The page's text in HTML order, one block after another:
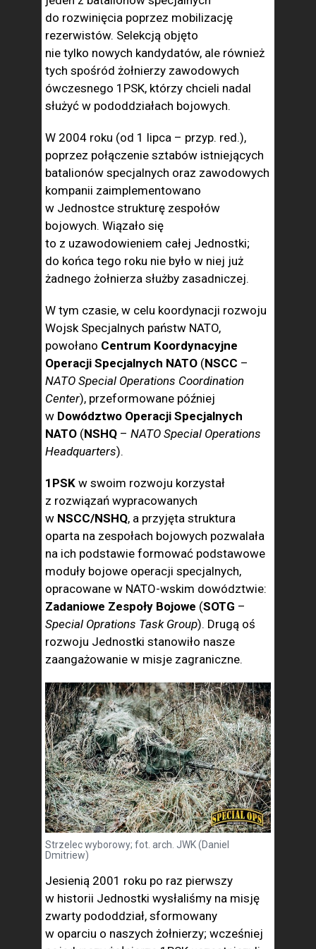
do rozwinięcia poprzez mobilizację
rezerwistów. Selekcją objęto
nie tylko nowych kandydatów, ale również
tych spośród żołnierzy zawodowych
ówczesnego 1PSK, którzy chcieli nadal
służyć w pododdziałach bojowych.
W 2004 roku (od 1 lipca – przyp. red.),
poprzez połączenie sztabów istniejących
batalionów specjalnych oraz zawodowych
kompanii zaimplementowano
w Jednostce strukturę zespołów
bojowych. Wiązało się
to z uzawodowieniem całej Jednostki;
do końca tego roku nie było w niej już
żadnego żołnierza służby zasadniczej.
W tym czasie, w celu koordynacji rozwoju
Wojsk Specjalnych państw NATO,
powołano Centrum Koordynacyjne
Operacji Specjalnych NATO (NSCC –
NATO Special Operations Coordination
Center), przeformowane później
w Dowództwo Operacji Specjalnych
NATO (NSHQ – NATO Special Operations
Headquarters).
1PSK w swoim rozwoju korzystał
z rozwiązań wypracowanych
w NSCC/NSHQ, a przyjęta struktura
oparta na zespołach bojowych pozwalała
na ich podstawie formować podstawowe
moduły bojowe operacji specjalnych,
opracowane w NATO-wskim dowództwie:
Zadaniowe Zespoły Bojowe (SOTG –
Special Oprations Task Group). Drugą oś
rozwoju Jednostki stanowiło nasze
zaangażowanie w misje zagraniczne.
Strzelec wyborowy; fot. arch. JWK (Daniel
Dmitriew)
Jesienią 2001 roku po raz pierwszy
w historii Jednostki wysłaliśmy na misję
zwarty pododdział, sformowany
w oparciu o naszych żołnierzy; wcześniej